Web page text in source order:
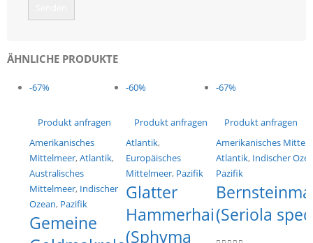
ÄHNLICHE PRODUKTE
-67%
Produkt anfragen
Amerikanisches
Mittelmeer,Atlantik,
Australisches
Mittelmeer, Indischer
Ozean, Pazifik
Gemeine
-60%
Produkt anfragen
Atlantik,
Europäisches
Mittelmeer, Pazifik
Glatter
Hammerhai
(Sphyma
-67%
Produkt anfragen
Amerikanisches
Atlantik, Indischer
Pazifik
(Seriola